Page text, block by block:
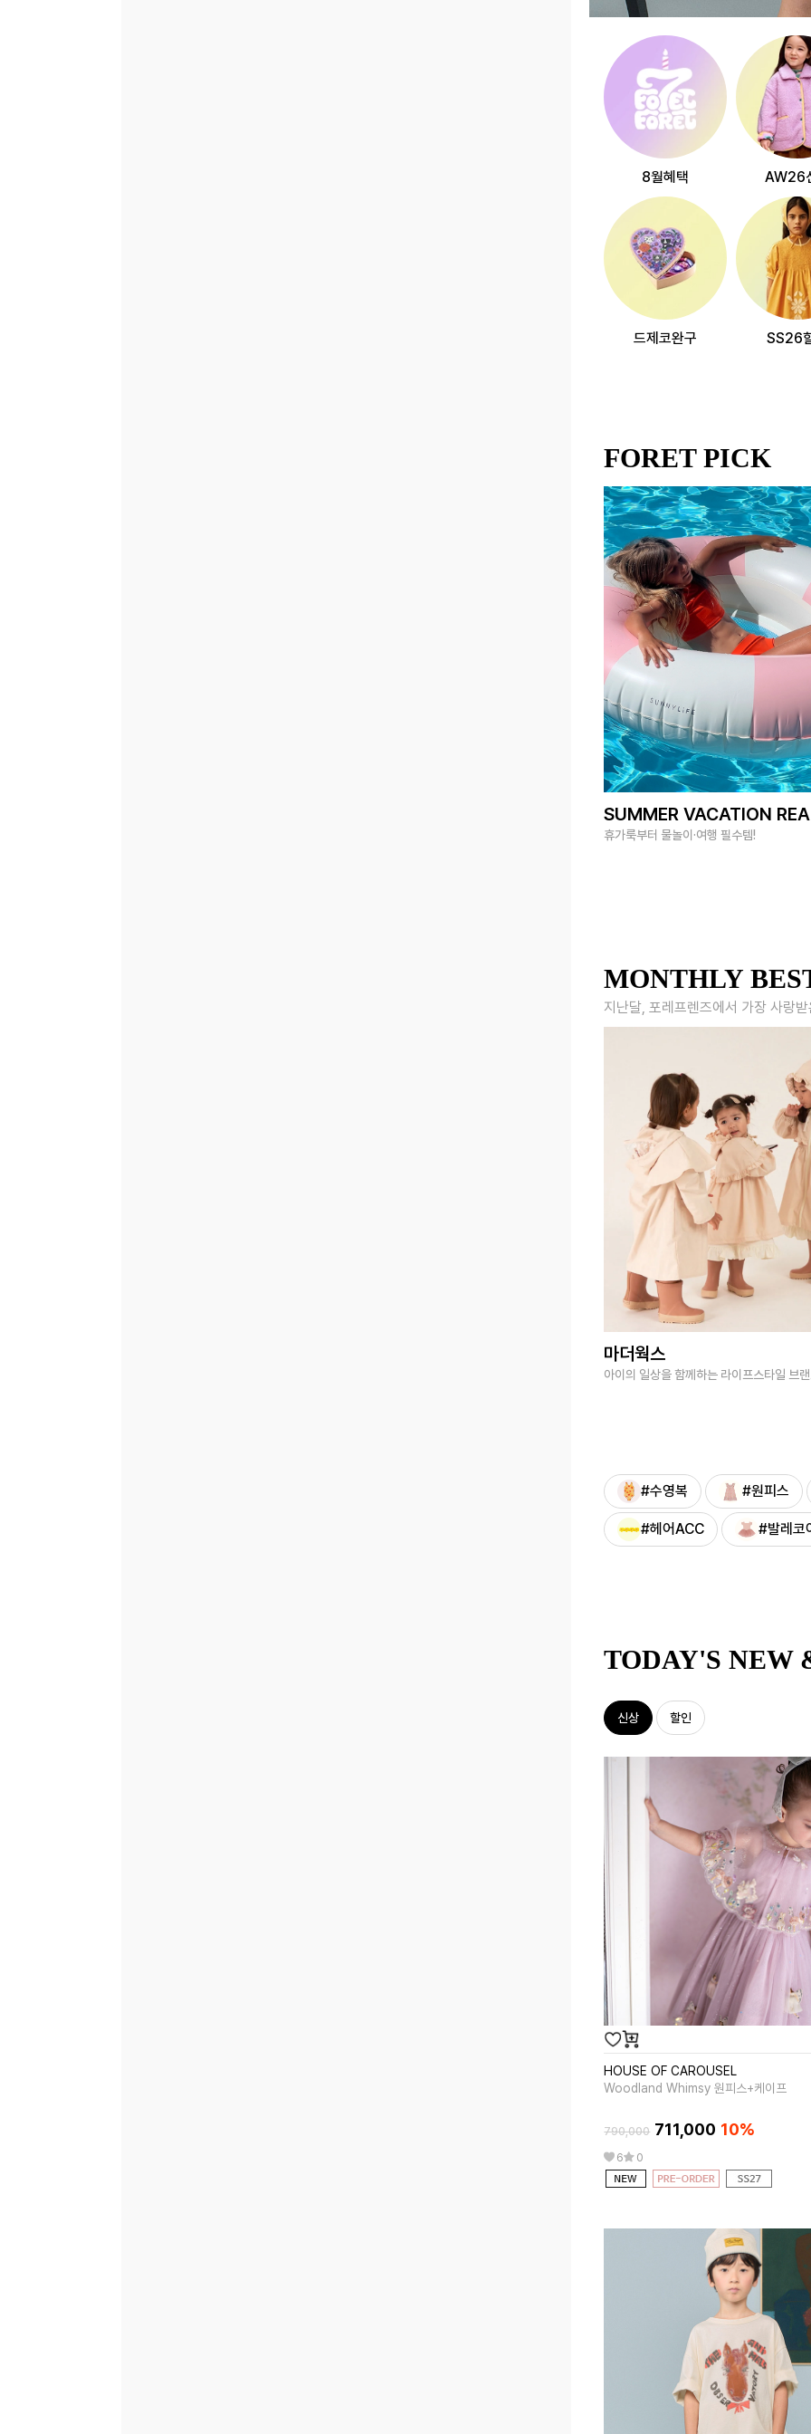
8월혜택
드제코완구
AW26
SS26
FORET PICK
SUMMER VACATION
휴가룩부터 물놀이·여행 필수템!
MONTHLY
지난달, 포레프렌즈에서 가장 사랑
마더웍스
아이의 일상을 함께하는 라이프스타일 브
#수영복 #원피스
#헤어ACC #발레코
TODAY'S NEW
신상 할인
HOUSE OF CAROUSEL
Woodland Whimsy 원피스+케이프
790,000 711,000 10%
6 0